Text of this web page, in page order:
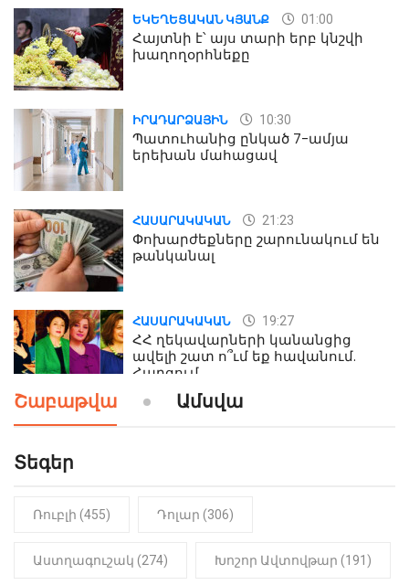
ԵԿԵՂԵՑԱԿԱՆ ԿՅԱՆՔ 01:00
Հայտնի է՝ այս տարի երբ կնշվի
խաղողօրհնեքը
ԻՐԱԴԱՐՁԱՅԻՆ 10:30
Պատուհանից ընկած 7-ամյա
երեխան մահացավ
ՀԱՍԱՐԱԿԱԿԱՆ 21:23
Փոխարժեքները շարունակում են
թանկանալ
ՀԱՍԱՐԱԿԱԿԱՆ 19:27
ՀՀ ղեկավարների կանանցից
ավելի շատ ո՞ւմ եք հավանում.
Հարցում
ԼՈՒՐԵՐ 19:15
կսահմանվի․ Հայտնի է՝ ովքեր են
օգտվելու դրանից
Շաբաթվա Ամսվա
Տեգեր
Ռուբլի (455) Դոլար (306)
Աստղագուշակ (274) Խոշոր Ավտովթար (191)